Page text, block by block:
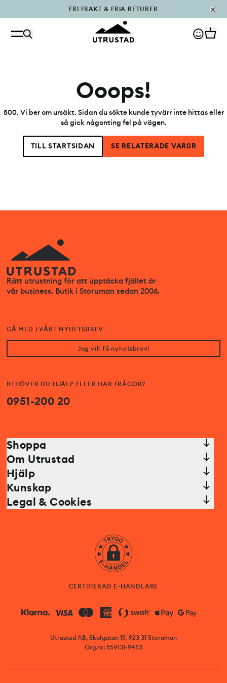
FRI FRAKT & FRIA RETURER
PÅFYLLT I OUTLET
Ooops!
500. Vi ber om ursäkt. Sidan du sökte kunde tyvärr inte hittas eller
så gick någonting fel på vägen.
TILL STARTSIDAN SE RELATERADE VAR0R
Rätt utrustning för att upptäcka fjället är
vår business. Butik i Storuman sedan 2006.
BEHÖVER DU HJÄLP ELLER HAR FRÅGOR?
0951-200 20
GÅ MED I VÅRT NYHETSBREV
Jag vill få nyhetsbrev!
Shoppa
Om Utrustad
Hjälp
Kunskap
Legal & Cookies
CERTIFIERAD E-HANDLARE
Utrustad AB, Skolgatan 19, 923 31 Storuman
Org.nr: 559131-9453